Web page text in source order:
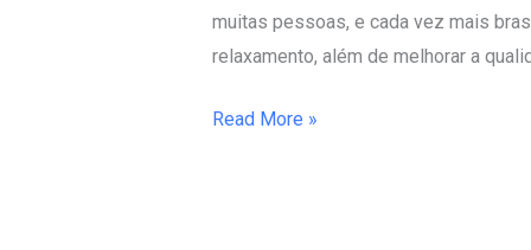
muitas pessoas, e cada vez mais
relaxamento, além de melhorar a
Read More »